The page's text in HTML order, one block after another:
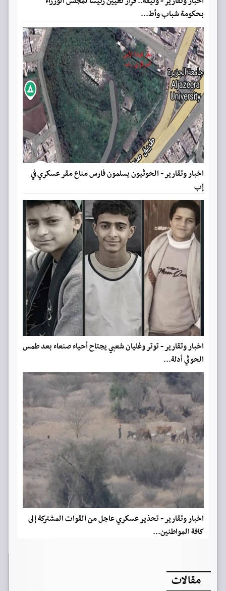
بحكومة شباب وأط...
اخبار وتقارير - الحوثيون يسلمون فارس مناع مقر عسكري في
إب
اخبار وتقارير - توتر وغليان شعبي يجتاح أحياء صنعاء بعد طمس
الحوثي أدلة...
اخبار وتقارير - تحذير عسكري عاجل من القوات المشتركة إلى
كافة المواطنين...
مقالات